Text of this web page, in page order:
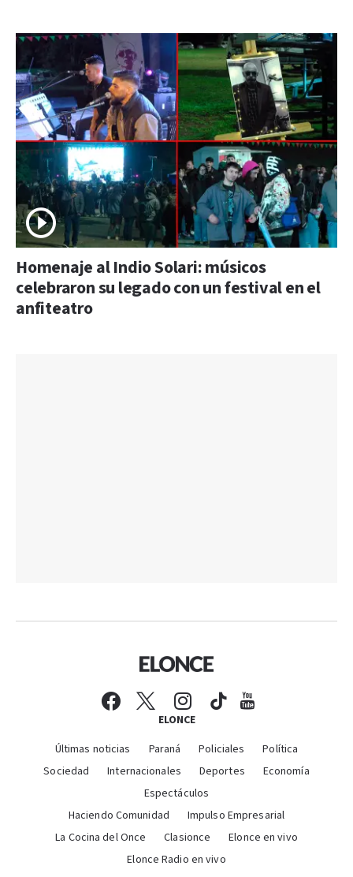
Homenaje al Indio Solari: músicos
celebraron su legado con un festival en el
anfiteatro
ELONCE
Últimas noticias Paraná Policiales
Política
Sociedad
Internacionales Deportes
Economía
Espectáculos
Haciendo Comunidad
Impulso Empresarial
La Cocina del Once
Clasionce
Elonce en vivo
Elonce Radio en vivo